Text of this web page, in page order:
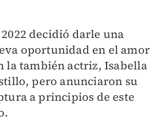
decidió darle una
oportunidad en el amor
la también actriz, Isabella
pero anunciaron su
a principios de este